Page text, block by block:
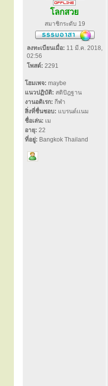
โลกสวย
สมาชิกระดับ 19
ลงทะเบียนเมื่อ: 11 มี.ค. 2018,
02:56
โพสต์: 2291
โฮมเพจ: maybe
แนวปฏิบัติ: สติปัฎฐาน
งานอดิเรก: กีฬา
สิ่งที่ชื่นชอบ: แบรนด์เเนม
ชื่อเล่น: เม
อายุ: 22
ที่อยู่: Bangkok Thailand